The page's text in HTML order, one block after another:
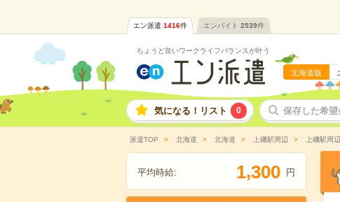
エン派遣 1416件 エンバイト 2539件
ちょうど良いワークライフバランスが叶う
北海道版
気になる！リスト 0 保存した希望
派遣TOP 北海道 北海道 上磯駅周辺 上磯駅周
平均時給: 1,300 円